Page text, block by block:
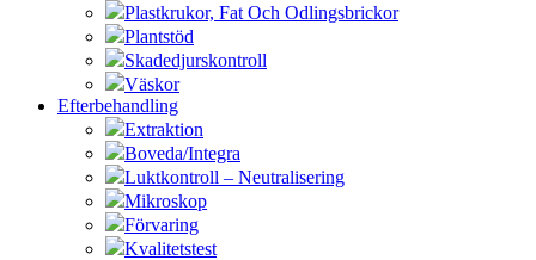
Plastkrukor, Fat Och Odlingsbrickor
Plantstöd
Skadedjurskontroll
Väskor
Efterbehandling
Extraktion
Boveda/Integra
Luktkontroll – Neutralisering
Mikroskop
Förvaring
Kvalitetstest